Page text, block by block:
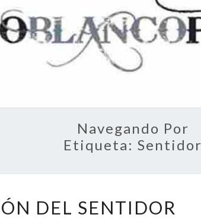
Navegando Por
Etiqueta: Sentidor
DEL
DEL SENTIDOR